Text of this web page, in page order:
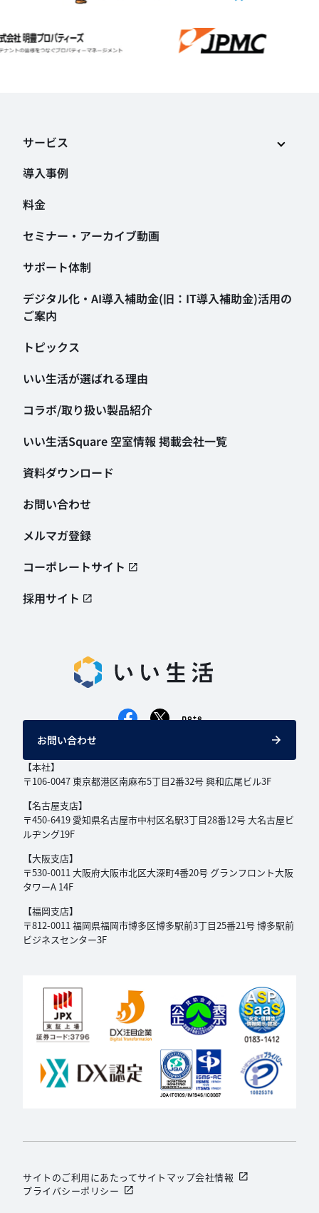
【本社】
〒106-0047 東京都港区南麻布5丁目2番32号興和広尾ビル3F
【名古屋支店】
〒450-6419 愛知県名古屋市中村区名駅3丁目28番12号 大名古屋ビ
ルヂング19F
【大阪支店】
〒530-0011 大阪府大阪市北区大深町4番20号 グランフロント大阪
タワーA 14F
【福岡支店】
〒812-0011 福岡県福岡市博多区博多駅前3丁目25番21号 博多駅前
ビジネスセンター3F
お問い合わせ
導入事例
料金
セミナー・アーカイブ動画
サポート体制
デジタル化・AI導入補助金(旧：IT導入補助金)活用の
ご案内
トピックス
いい生活が選ばれる理由
コラボ/取り扱い製品紹介
いい生活Square 空室情報掲載会社一覧
資料ダウンロード
お問い合わせ
メルマガ登録
コーポレートサイト
採用サイト
サービス
サイトのご利用にあたってサイトマップ会社情報
プライバシーポリシー